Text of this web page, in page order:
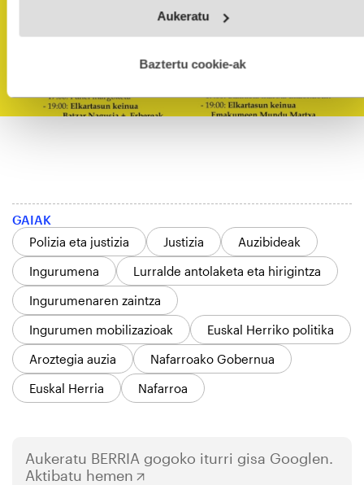
fitxategiak erabiltzen ditu. Zure esperientzia eta zerbitzuak
esplizitua ematen diguzu.Gehiago irakurri
Aukeratu
Baztertu cookie-ak
GAIAK
Polizia eta justizia
Justizia
Auzibideak
Ingurumena
Lurralde antolaketa eta hirigintza
Ingurumenaren zaintza
Ingurumen mobilizazioak
Euskal Herriko politika
Aroztegia auzia
Nafarroako Gobernua
Euskal Herria
Nafarroa
Aukeratu BERRIA gogoko iturri gisa Googlen.
Aktibatu hemen